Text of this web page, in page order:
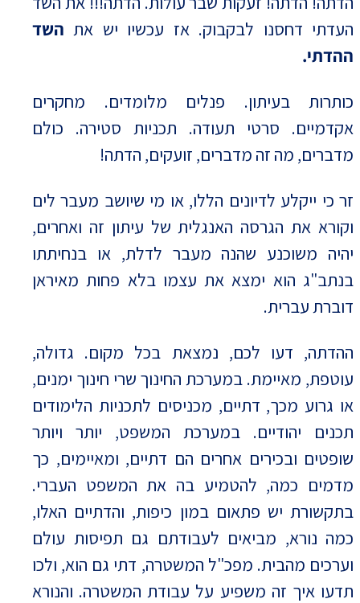
העדתי דחסנו לבקבוק. אז עכשיו יש את השד
ההדתי.
כותרות בעיתון. פנלים מלומדים. מחקרים
אקדמיים. סרטי תעודה. תכניות סטירה. כולם
מדברים, מה זה מדברים, זועקים, הדתה!
זר כי ייקלע לדיונים הללו, או מי שיושב מעבר לים
וקורא את הגרסה האנגלית של עיתון זה ואחרים,
יהיה משוכנע שהנה מעבר לדלת, או בנחיתתו
בנתב"ג הוא ימצא את עצמו בלא פחות מאיראן
דוברת עברית.
ההדתה, דעו לכם, נמצאת בכל מקום. גדולה,
עוטפת, מאיימת. במערכת החינוך שרי חינוך ימנים,
או גרוע מכך, דתיים, מכניסים לתכניות הלימודים
תכנים יהודיים. במערכת המשפט, יותר ויותר
שופטים ובכירים אחרים הם דתיים, ומאיימים, כך
מדמים כמה, להטמיע בה את המשפט העברי.
בתקשורת יש פתאום במון כיפות, והדתיים האלו,
כמה נורא, מביאים לעבודתם גם תפיסות עולם
וערכים מהבית. מפכ"ל המשטרה, דתי גם הוא, ולכו
תדעו איך זה משפיע על עבודת המשטרה. והנורא